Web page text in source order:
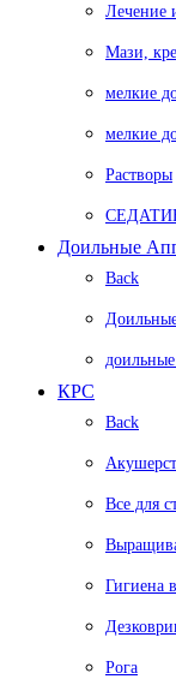
Лечение
Мази,
мелкие
мелкие
Растворы
Доильные
Back
КРС
Back
Все для
Гигиена
Рога